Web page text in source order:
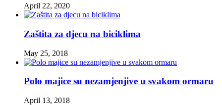
April 22, 2020
Zaštita za djecu na biciklima
May 25, 2018
Polo majice su nezamjenjive u svakom ormaru
April 13, 2018